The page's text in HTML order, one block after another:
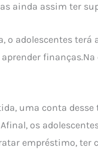
ainda assim ter
o adolescentes
uma conta
os
empréstimo, ter